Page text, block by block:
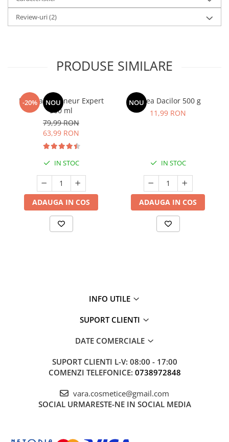
Review-uri(2)
PRODUSE SIMILARE
-20% NOU
Manhaē Draineur Expert
500 ml
79,99 RON
63,99 RON
IN STOC
ADAUGA IN COS
NOU
Sarea Dacilor 500 g
11,99 RON
IN STOC
ADAUGA IN COS
INFO UTILE
SUPORT CLIENTI
DATE COMERCIALE
SUPORT CLIENTI L-V: 08:00 - 17:00
COMENZI TELEFONICE: 0738972848
vara.cosmetice@gmail.com
SOCIAL URMARESTE-NE IN SOCIAL MEDIA